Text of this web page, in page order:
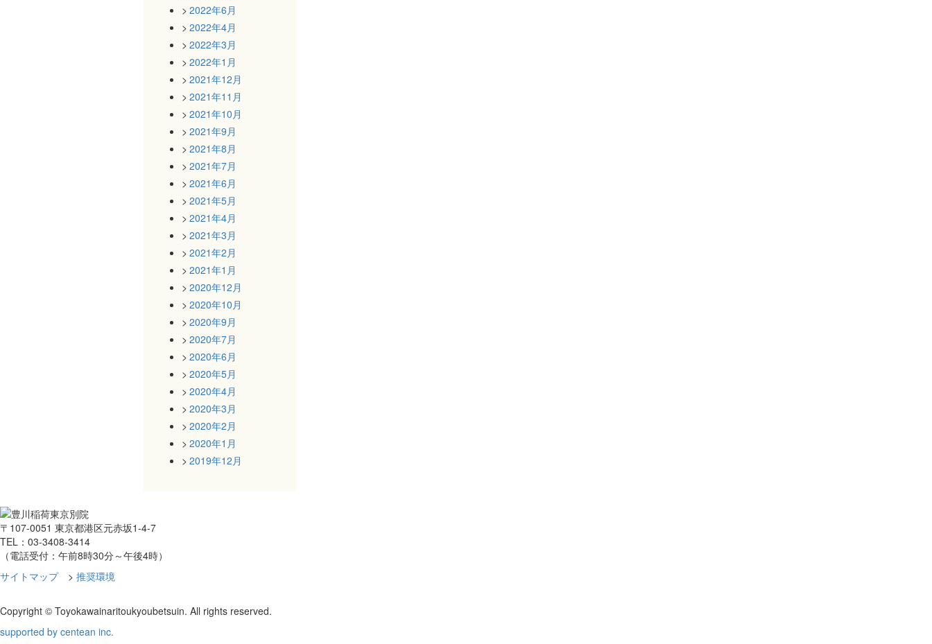
2022年6月
2022年4月
2022年3月
2022年1月
2021年12月
2021年11月
2021年10月
2021年9月
2021年8月
2021年7月
2021年6月
2021年5月
2021年4月
2021年3月
2021年2月
2021年1月
2020年12月
2020年10月
2020年9月
2020年7月
2020年6月
2020年5月
2020年4月
2020年3月
2020年2月
2020年1月
2019年12月
〒107-0051 東京都港区元赤坂1-4-7
TEL：03-3408-3414
（電話受付：午前8時30分～午後4時）
サイトマップ> 推奨環境
Copyright © Toyokawainaritoukyoubetsuin. All rights reserved.
supported by centean inc.